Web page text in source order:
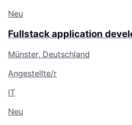
Neu
Fullstack application
Münster, Deutschland
Angestellte/r
IT
Neu